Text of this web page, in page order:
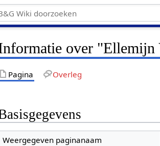
over "Ellemijn
Pagina Overleg
Weergegeven paginanaam